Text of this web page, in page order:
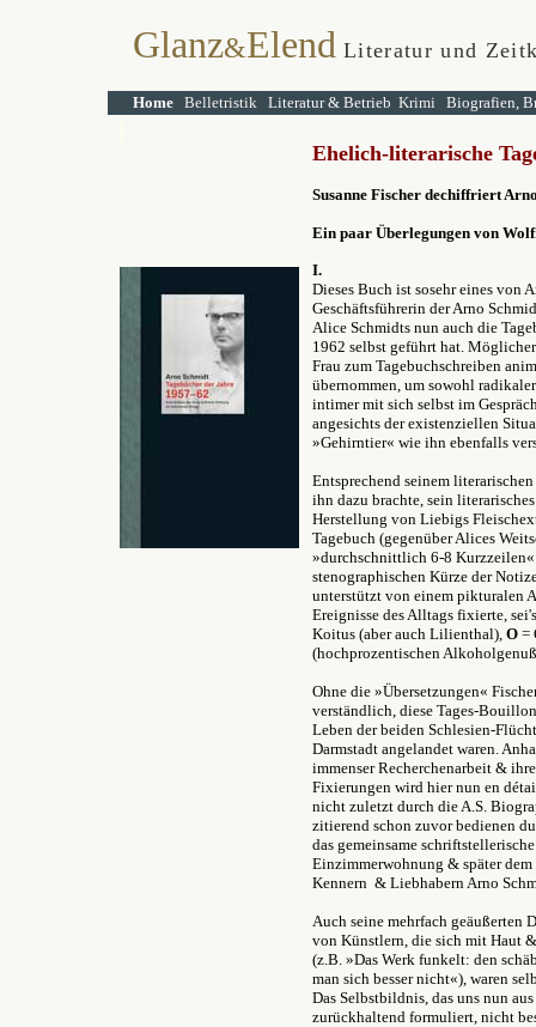
Glanz&Elend Literatur und
Home Belletristik Literatur & Betrieb Krimi Biografien,
Ehelich-literarische
Susanne Fischer dechiffriert
Ein paar Überlegungen von
I.
Dieses Buch ist sosehr eines von
Geschäftsführerin der Arno
Alice Schmidts nun auch die
1962 selbst geführt hat.
Frau zum Tagebuchschreiben
übernommen, um sowohl
intimer mit sich selbst im
angesichts der existenziellen
»Gehirntier« wie ihn ebenfalls
Entsprechend seinem
ihn dazu brachte, sein
Herstellung von Liebigs
Tagebuch (gegenüber Alices
»durchschnittlich 6-8
stenographischen Kürze der
unterstützt von einem pikturalen
Ereignisse des Alltags fixierte,
Koitus (aber auch Lilienthal), O =
(hochprozentischen
Ohne die »Übersetzungen«
verständlich, diese Tages-
Leben der beiden Schlesien-
Darmstadt angelandet waren.
immenser Recherchenarbeit &
Fixierungen wird hier nun en
nicht zuletzt durch die A.S.
zitierend schon zuvor bedienen
das gemeinsame
Einzimmerwohnung & später
Kennern & Liebhabern Arno
Auch seine mehrfach geäußerten
von Künstlern, die sich mit Haut
(z.B. »Das Werk funkelt: den
man sich besser nicht«), waren
Das Selbstbildnis, das uns nun
zurückhaltend formuliert, nicht